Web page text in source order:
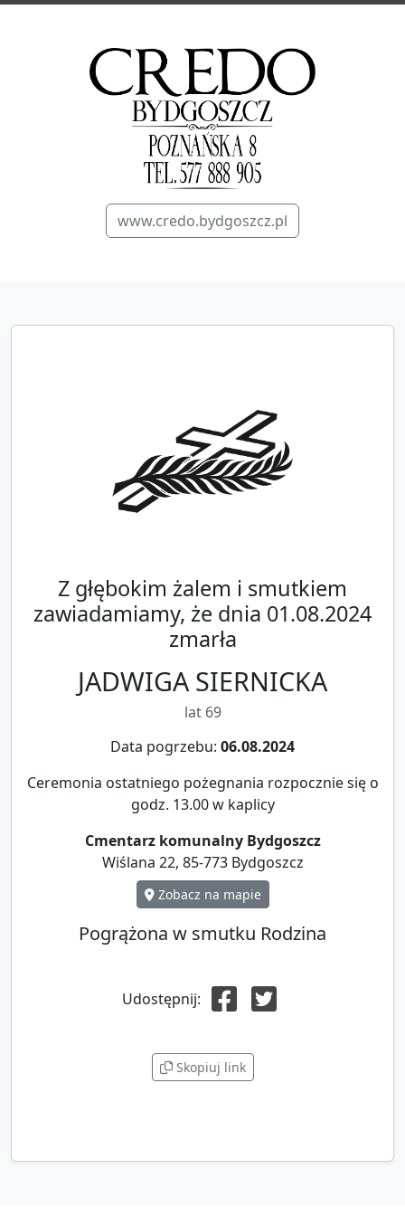
www.credo.bydgoszcz.pl
Z głębokim żalem i smutkiem
zawiadamiamy, że dnia 01.08.2024
zmarła
JADWIGA SIERNICKA
lat 69
Data pogrzebu: 06.08.2024
Ceremonia ostatniego pożegnania rozpocznie się o
godz. 13.00 w kaplicy
Cmentarz komunalny Bydgoszcz
Wiślana 22, 85-773 Bydgoszcz
Zobacz na mapie
Pogrążona w smutku Rodzina
Udostępnij:
Skopiuj link